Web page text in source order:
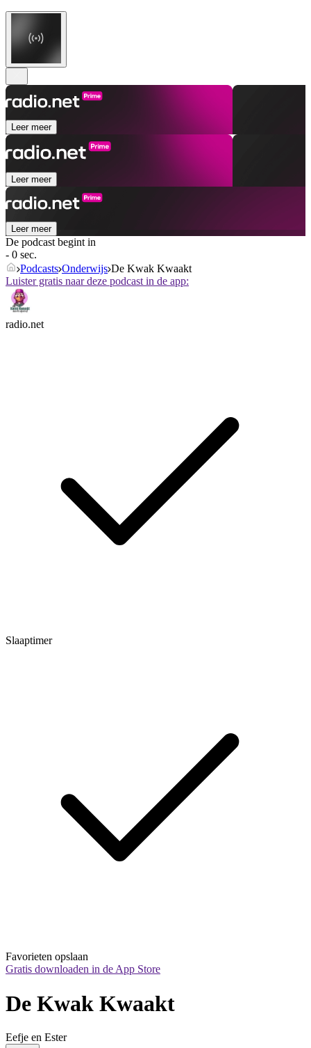
Leer meer
Leer meer
Leer meer
De podcast begint in
- 0 sec.
Podcasts Onderwijs De Kwak Kwaakt
Luister gratis naar deze podcast in de app:
radio.net
Slaaptimer
Favorieten opslaan
Gratis downloaden in de App Store
De Kwak Kwaakt
Eefje en Ester